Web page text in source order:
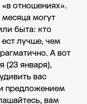
«в отношениях».
месяца могут
быта: кто
лучше, чем
А вот
(23 января),
вас
предложением
вам